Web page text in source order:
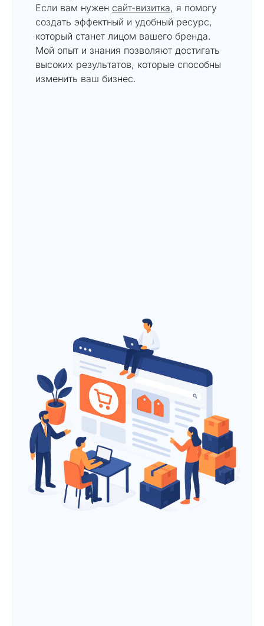
Если вам нужен сайт-визитка, я помогу
создать эффектный и удобный ресурс,
который станет лицом вашего бренда.
Мой опыт и знания позволяют достигать
высоких результатов, которые способны
изменить ваш бизнес.